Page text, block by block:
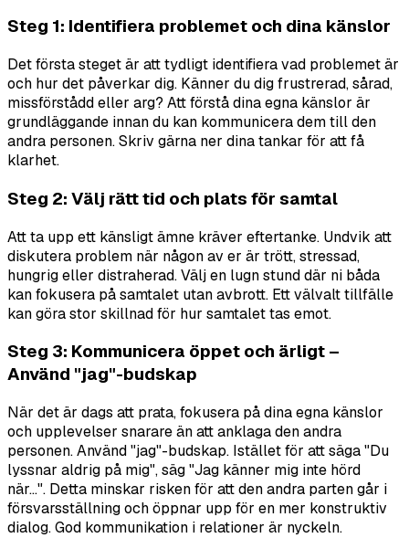
Steg 1: Identifiera problemet och dina känslor
Det första steget är att tydligt identifiera vad problemet är
och hur det påverkar dig. Känner du dig frustrerad, sårad,
missförstådd eller arg? Att förstå dina egna känslor är
grundläggande innan du kan kommunicera dem till den
andra personen. Skriv gärna ner dina tankar för att få
klarhet.
Steg 2: Välj rätt tid och plats för samtal
Att ta upp ett känsligt ämne kräver eftertanke. Undvik att
diskutera problem när någon av er är trött, stressad,
hungrig eller distraherad. Välj en lugn stund där ni båda
kan fokusera på samtalet utan avbrott. Ett välvalt tillfälle
kan göra stor skillnad för hur samtalet tas emot.
Steg 3: Kommunicera öppet och ärligt –
Använd "jag"-budskap
När det är dags att prata, fokusera på dina egna känslor
och upplevelser snarare än att anklaga den andra
personen. Använd "jag"-budskap. Istället för att säga "Du
lyssnar aldrig på mig", säg "Jag känner mig inte hörd
när...". Detta minskar risken för att den andra parten går i
försvarsställning och öppnar upp för en mer konstruktiv
dialog. God kommunikation i relationer är nyckeln.